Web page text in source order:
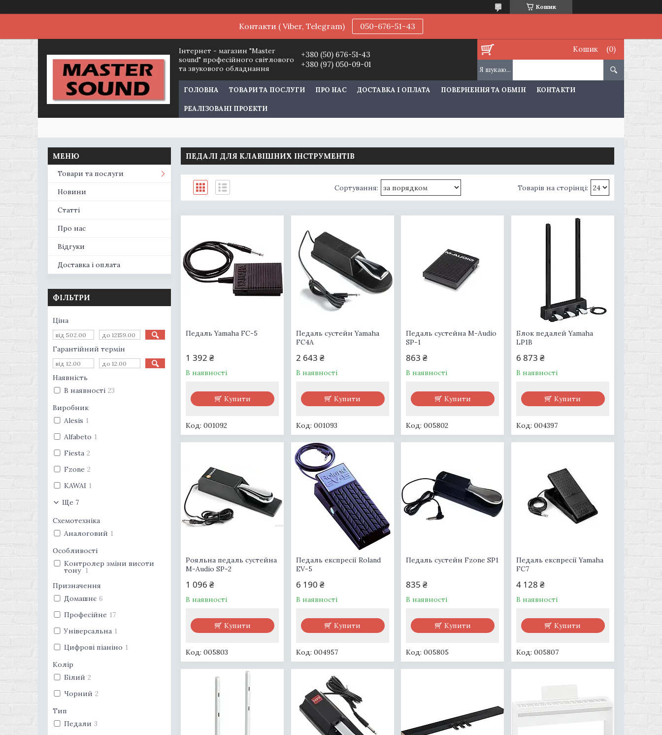
Кошик
Контакти ( Viber, Telegram) 050-676-51-43
Інтернет - магазин "Master
sound" професійного світлового
та звукового обладнання
+380 (50) 676-51-43
+380 (97) 050-09-01
Кошик
ГОЛОВНА ТОВАРИ ТА ПОСЛУГИ ПРО НАС ДОСТАВКА І ОПЛАТА ПОВЕРНЕННЯ ТА ОБМІН КОНТАКТИ
РЕАЛІЗОВАНІ ПРОЕКТИ
ПЕДАЛІ ДЛЯ КЛАВІШНИХ ІНСТРУМЕНТІВ
Педаль Yamaha FC-5
1 392 ₴
В наявності
Купити
001092
Педаль сустейн Yamaha
FC4A
2 643 ₴
В наявності
Купити
001093
Педаль сустейна M-Audio
SP-1
863 ₴
В наявності
Купити
005802
Блок педалей Yamaha
LP1B
6 873 ₴
В наявності
Купити
004397
Рояльна педаль сустейна
M-Audio SP-2
1 096 ₴
В наявності
Купити
005803
Педаль експресії Roland
EV-5
6 190 ₴
В наявності
Купити
004957
Педаль сустейн Fzone SP1
835 ₴
В наявності
Купити
005805
Педаль експресії Yamaha
FC7
4 128 ₴
В наявності
Купити
005807
Товари та послуги
Новини
Статті
Про нас
Відгуки
Доставка і оплата
ФІЛЬТРИ
Ціна
Гарантійний термін
Наявність
В наявності 23
Виробник
Alesis 1
Alfabeto 1
Fiesta 2
Fzone 2
KAWAI 1
Ще 7
Схемотехніка
Аналоговий 1
Особливості
Контролер зміни висоти
тону 1
Призначення
Домашнє 6
Професійне 17
Універсальна 1
Цифрові піаніно 1
Колір
Білий 2
Чорний 2
Тип
Педали 3